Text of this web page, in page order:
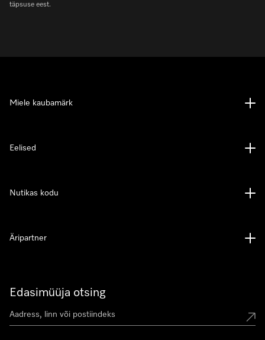
täpsuse eest.
Edasimüüja otsing
Miele kaubamärk
Eelised
Nutikas kodu
Äripartner